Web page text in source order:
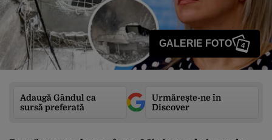
GALERIE FOTO 4
Adaugă Gândul ca
sursă preferată
Urmărește-ne în
Discover